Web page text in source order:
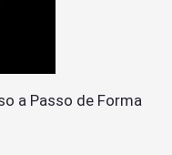
a Passo de Forma